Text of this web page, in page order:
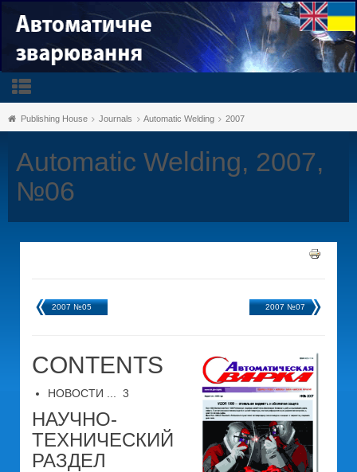
Publishing House Journals Automatic Welding 2007
Automatic Welding, 2007,
№06
2007 №05 2007 №07
CONTENTS
НОВОСТИ ... 3
НАУЧНО-
ТЕХНИЧЕСКИЙ
РАЗДЕЛ